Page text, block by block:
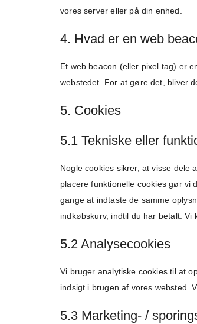
vores server eller på din enhed.
4. Hvad er en web
Et web beacon (eller pixel tag) er
webstedet. For at gøre det, bliver
5. Cookies
5.1 Tekniske eller
Nogle cookies sikrer, at visse dele
placere funktionelle cookies gør vi
gange at indtaste de samme
indkøbskurv, indtil du har betalt. Vi
5.2 Analysecookies
Vi bruger analytiske cookies til at
indsigt i brugen af ​​vores websted.
5.3 Marketing- /